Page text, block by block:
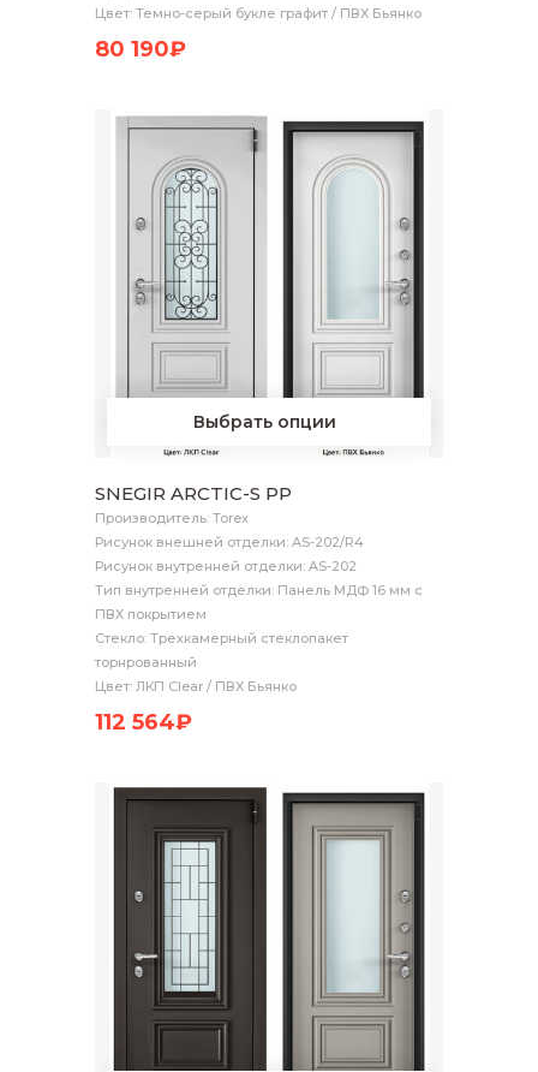
Цвет: Темно-серый букле графит / ПВХ Бьянко
80 190₽
Выбрать опции
SNEGIR ARCTIC-S PP
Производитель: Torex
Рисунок внешней отделки: AS-202/R4
Рисунок внутренней отделки: AS-202
Тип внутренней отделки: Панель МДФ 16 мм с
ПВХ покрытием
Стекло: Трехкамерный стеклопакет
торнрованный
Цвет: ЛКП Clear / ПВХ Бьянко
112 564₽